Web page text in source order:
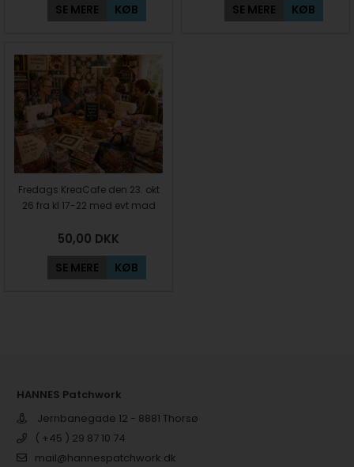
SE MERE KØB SE MERE KØB
Fredags KreaCafe den 23. okt
26 fra kl 17-22 med evt mad
50,00 DKK
SE MERE KØB
HANNES Patchwork
Jernbanegade 12 - 8881 Thorsø
( +45 ) 29 87 10 74
mail@hannespatchwork.dk